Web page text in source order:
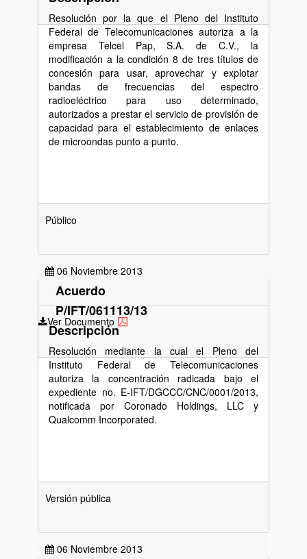
Resolución por la que el Pleno del Instituto
Federal de Telecomunicaciones autoriza a la
empresa Telcel Pap, S.A. de C.V., la
modificación a la condición 8 de tres títulos de
concesión para usar, aprovechar y explotar
bandas de frecuencias del espectro
radioeléctrico para uso determinado,
autorizados a prestar el servicio de provisión de
capacidad para el establecimiento de enlaces
de microondas punto a punto.
Público
06 Noviembre 2013
Ver Documento
Acuerdo
P/IFT/061113/13
Descripción
Resolución mediante la cual el Pleno del
Instituto Federal de Telecomunicaciones
autoriza la concentración radicada bajo el
expediente no. E-IFT/DGCCC/CNC/0001/2013,
notificada por Coronado Holdings, LLC y
Qualcomm Incorporated.
Versión pública
06 Noviembre 2013